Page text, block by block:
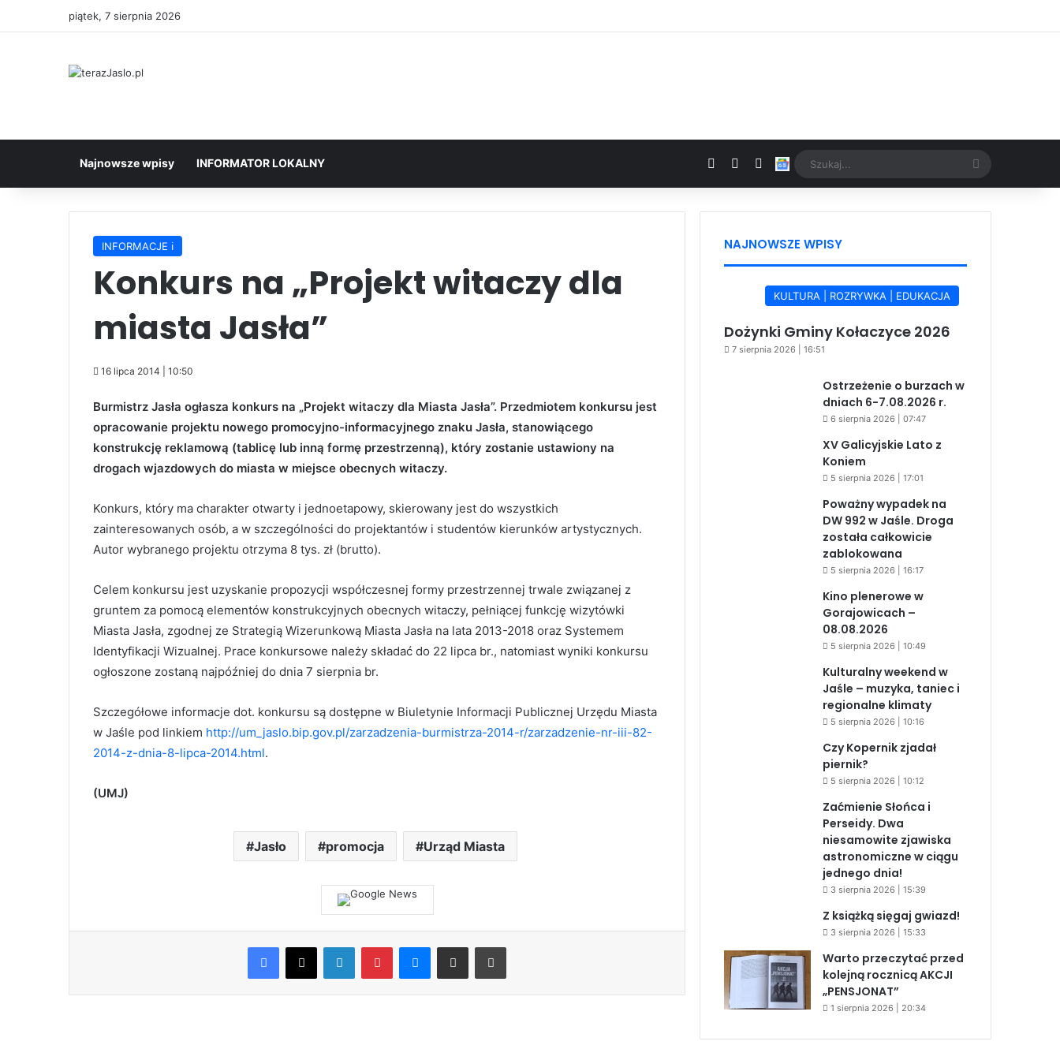
piątek, 7 sierpnia 2026
Najnowsze wpisy INFORMATOR LOKALNY Facebook YouTubeGoogle News Szukaj...
INFORMACJE ℹ️
Konkurs na „Projekt witaczy dla
miasta Jasła”
16 lipca 2014 | 10:50
Burmistrz Jasła ogłasza konkurs na „Projekt witaczy dla Miasta Jasła”. Przedmiotem konkursu jest
opracowanie projektu nowego promocyjno-informacyjnego znaku Jasła, stanowiącego
konstrukcję reklamową (tablicę lub inną formę przestrzenną), który zostanie ustawiony na
drogach wjazdowych do miasta w miejsce obecnych witaczy.
Konkurs, który ma charakter otwarty i jednoetapowy, skierowany jest do wszystkich
zainteresowanych osób, a w szczególności do projektantów i studentów kierunków artystycznych.
Autor wybranego projektu otrzyma 8 tys. zł (brutto).
Celem konkursu jest uzyskanie propozycji współczesnej formy przestrzennej trwale związanej z
gruntem za pomocą elementów konstrukcyjnych obecnych witaczy, pełniącej funkcję wizytówki
Miasta Jasła, zgodnej ze Strategią Wizerunkową Miasta Jasła na lata 2013-2018 oraz Systemem
Identyfikacji Wizualnej. Prace konkursowe należy składać do 22 lipca br., natomiast wyniki konkursu
ogłoszone zostaną najpóźniej do dnia 7 sierpnia br.
Szczegółowe informacje dot. konkursu są dostępne w Biuletynie Informacji Publicznej Urzędu Miasta
w Jaśle pod linkiem http://um_jaslo.bip.gov.pl/zarzadzenia-burmistrza-2014-r/zarzadzenie-nr-iii-82-
2014-z-dnia-8-lipca-2014.html.
(UMJ)
Jasło promocja Urząd Miasta
Facebook
X LinkedInPinterestMessenger
Share via Email Print
NAJNOWSZE WPISY
KULTURA | ROZRYWKA | EDUKACJA
Dożynki Gminy Kołaczyce 2026
7 sierpnia 2026 | 16:51
Ostrzeżenie o burzach w
dniach 6-7.08.2026 r.
6 sierpnia 2026 | 07:47
XV Galicyjskie Lato z
Koniem
5 sierpnia 2026 | 17:01
Poważny wypadek na
DW 992 w Jaśle. Droga
została całkowicie
zablokowana
5 sierpnia 2026 | 16:17
Kino plenerowe w
Gorajowicach –
08.08.2026
5 sierpnia 2026 | 10:49
Kulturalny weekend w
Jaśle – muzyka, taniec i
regionalne klimaty
5 sierpnia 2026 | 10:16
Czy Kopernik zjadał
piernik?
5 sierpnia 2026 | 10:12
Zaćmienie Słońca i
Perseidy. Dwa
niesamowite zjawiska
astronomiczne w ciągu
jednego dnia!
3 sierpnia 2026 | 15:39
Z książką sięgaj gwiazd!
3 sierpnia 2026 | 15:33
Warto przeczytać przed
kolejną rocznicą AKCJI
„PENSJONAT”
1 sierpnia 2026 | 20:34